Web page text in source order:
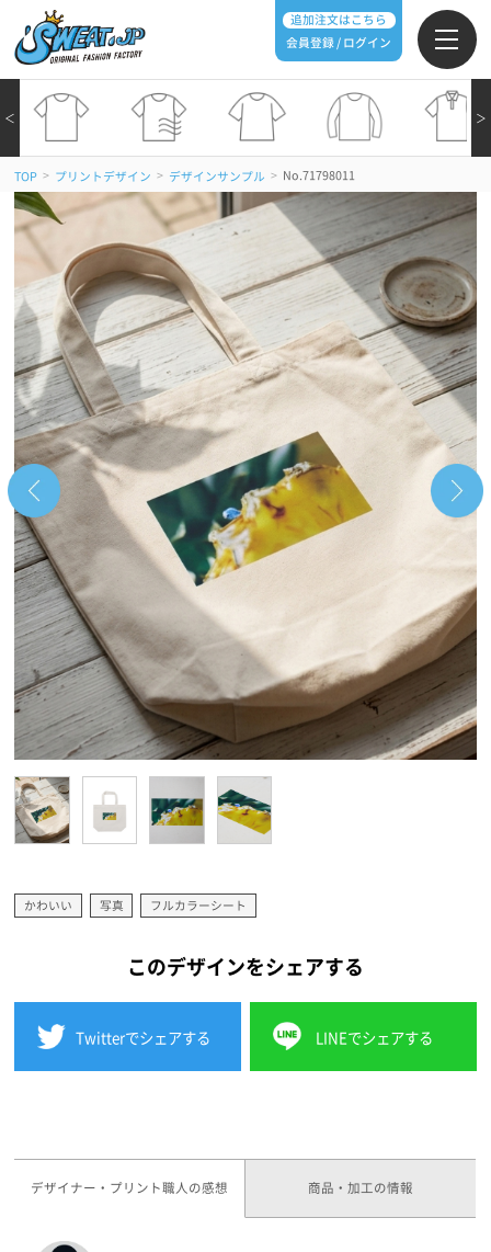
追加注文はこちら
会員登録 / ログイン
＞
＜
TOP > プリントデザイン > デザインサンプル > No.71798011
かわいい 写真 フルカラーシート
このデザインをシェアする
Twitterでシェアする LINEでシェアする
デザイナー・プリント職人の感想 商品・加工の情報